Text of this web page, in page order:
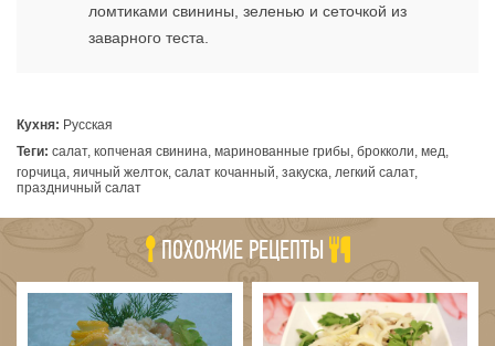
ломтиками свинины, зеленью и сеточкой из
заварного теста.
Кухня: Русская
Теги: салат, копченая свинина, маринованные грибы, брокколи, мед,
горчица, яичный желток, салат кочанный, закуска, легкий салат,
праздничный салат
ПОХОЖИЕ РЕЦЕПТЫ